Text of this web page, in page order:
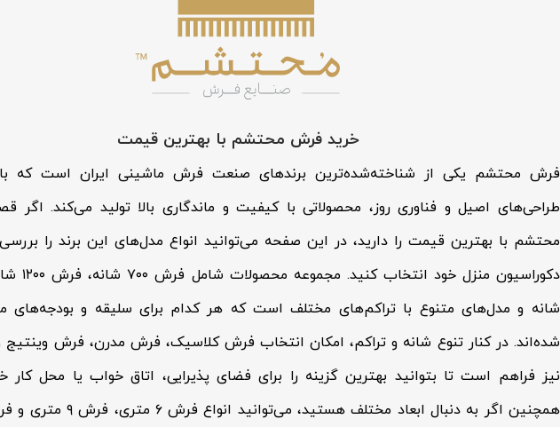
خرید فرش محتشم با بهترین قیمت
فرش محتشم یکی از شناخته‌شده‌ترین برندهای صنعت فرش ماشینی ایران است که با
طراحی‌های اصیل و فناوری روز، محصولاتی با کیفیت و ماندگاری بالا تولید می‌کند. اگر
محتشم با بهترین قیمت را دارید، در این صفحه می‌توانید انواع مدل‌های این برند را
شانه و مدل‌های متنوع با تراکم‌های مختلف است که هر کدام برای سلیقه و بودجه‌های
شده‌اند. در کنار تنوع شانه و تراکم، امکان انتخاب فرش کلاسیک، فرش مدرن، فرش
نیز فراهم است تا بتوانید بهترین گزینه را برای فضای پذیرایی، اتاق خواب یا محل کار